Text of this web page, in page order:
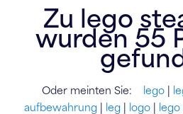
Zu lego
wurden55
Oder meinten Sie: lego|
aufbewahrung | leg | logo | lego